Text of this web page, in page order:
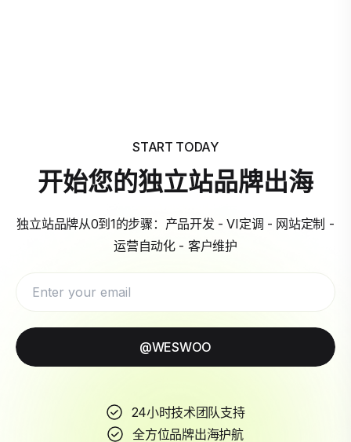
START TODAY
开始您的独立站品牌出海
独立站品牌从0到1的步骤：产品开发 - VI定调 - 网站定制 -
运营自动化 - 客户维护
@WESWOO
24小时技术团队支持
全方位品牌出海护航